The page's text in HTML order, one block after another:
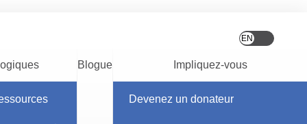
Blogue Impliquez-vous
Devenez un donateur